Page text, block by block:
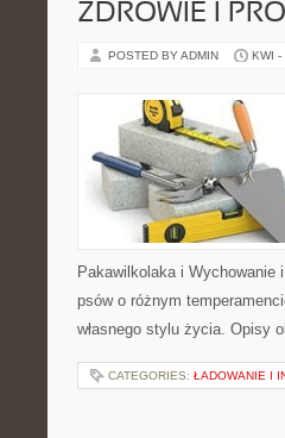
ZDROWIE I
POSTED BY ADMIN KWI -
Pakawilkolaka i
psów o różnym
własnego stylu życia. Opisy
CATEGORIES: ŁADOWANIE I